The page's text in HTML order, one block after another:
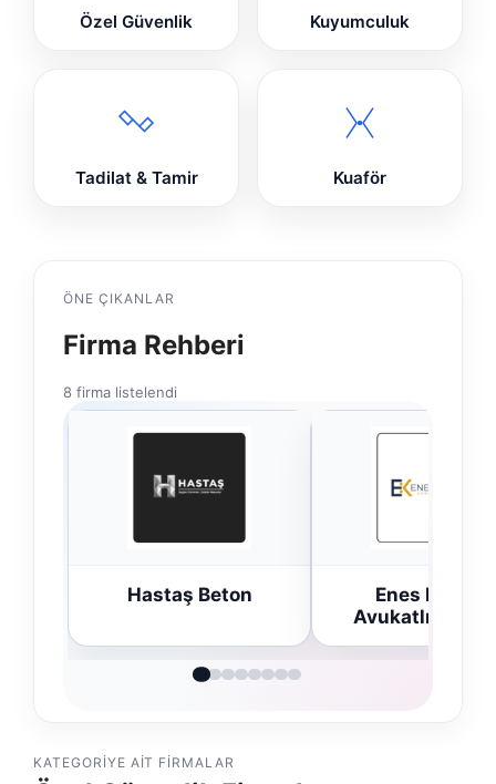
Özel Güvenlik Kuyumculuk
Tadilat & Tamir Kuaför
ÖNE ÇIKANLAR
Firma Rehberi
8 firma listelendi
Hastaş Beton
Enes Kaplan
Avukatlık Bürosu
KATEGORIYE AIT FIRMALAR